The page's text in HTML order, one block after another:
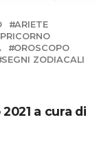
ARIETE
OROSCOPO
SEGNI ZODIACALI
a cura di